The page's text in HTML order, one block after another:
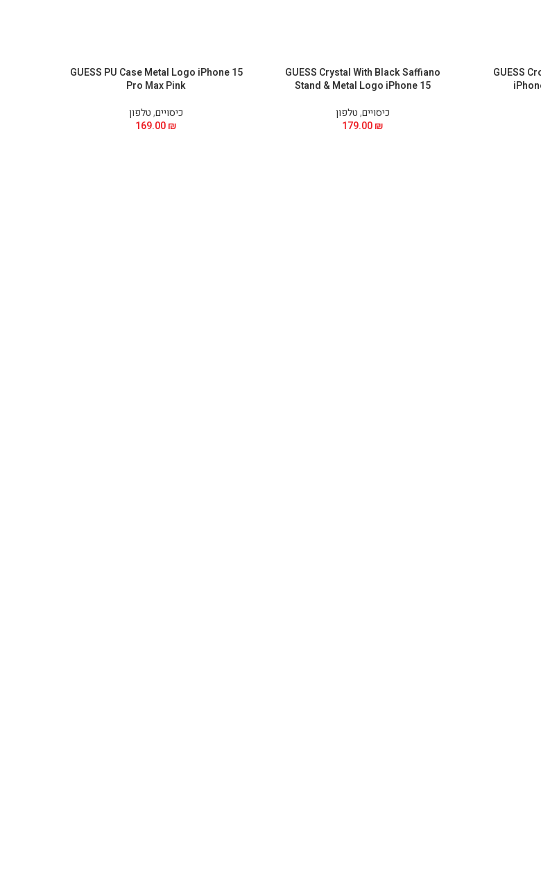
GUESS
GUESS Crystal With Black Saffiano
Stand & Metal Logo iPhone 15
כיסויים,טלפון
179.00₪
GUESS PU Case Metal Logo iPhone 15
Pro Max Pink
כיסויים,טלפון
169.00₪